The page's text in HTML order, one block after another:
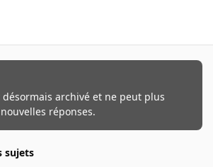
désormais archivé et ne peut plus
réponses.
sujets